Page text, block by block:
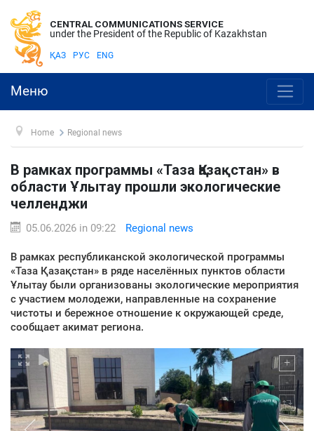
CENTRAL COMMUNICATIONS SERVICE
under the President of the Republic of Kazakhstan
ҚАЗ РУС ENG
Меню
Home Regional news
В рамках программы «Таза Қазақстан» в
области Ұлытау прошли экологические
челленджи
05.06.2026 in 09:22 Regional news
В рамках республиканской экологической программы
«Таза Қазақстан» в ряде населённых пунктов области
Ұлытау были организованы экологические мероприятия
с участием молодежи, направленные на сохранение
чистоты и бережное отношение к окружающей среде,
сообщает акимат региона.